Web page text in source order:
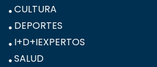
CULTURA
DEPORTES
I+D+IEXPERTOS
SALUD